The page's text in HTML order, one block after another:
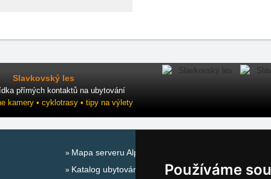
Používáme
Slavkovský les
přímých kontaktů na ubytování
kamery • cyklotrasy • tipy na výlety
Mapa serveru Alpy - Německo
Katalog ubytování